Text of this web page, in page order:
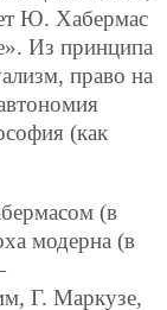
Ю. Хабермас
Из принципа
право на
(как
(в
модерна (в
Г. Маркузе,